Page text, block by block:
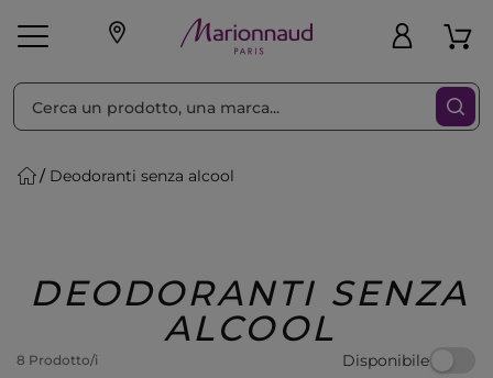
Make-up Profumi
Regalo
Deodoranti senza alcool
DEODORANTI SENZA
ALCOOL
8 Prodotto/i Disponibile
Ordina per Filtra